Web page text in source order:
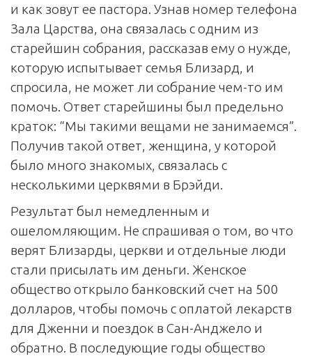
и как зовут ее пастора. Узнав номер телефона
Зала Царства, она связалась с одним из
старейшин собрания, рассказав ему о нужде,
которую испытывает семья Близард, и
спросила, не может ли собрание чем-то им
помочь. Ответ старейшины был предельно
краток: “Мы такими вещами не занимаемся”.
Получив такой ответ, женщина, у которой
было много знакомых, связалась с
несколькими церквями в Брэйди.
Результат был немедленным и
ошеломляющим. Не спрашивая о том, во что
верят Близарды, церкви и отдельные люди
стали присылать им деньги. Женское
общество открыло банковский счет на 500
долларов, чтобы помочь с оплатой лекарств
для Дженни и поездок в Сан-Анджело и
обратно. В последующие годы общество